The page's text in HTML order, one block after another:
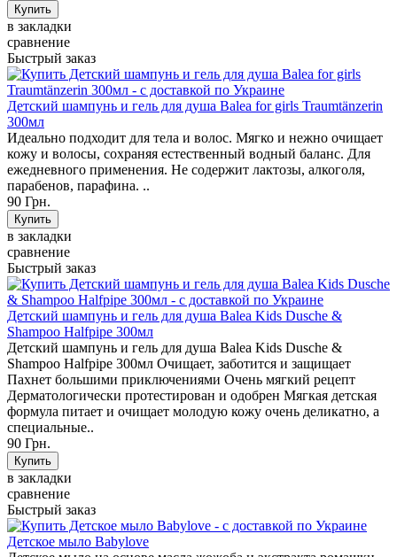
в закладки
сравнение
Быстрый заказ
Детский шампунь и гель для душа Balea for girls Traumtänzerin
300мл
Идеально подходит для тела и волос. Мягко и нежно очищает
кожу и волосы, сохраняя естественный водный баланс. Для
ежедневного применения. Не содержит лактозы, алкоголя,
парабенов, парафина. ..
90 Грн.
в закладки
сравнение
Быстрый заказ
Детский шампунь и гель для душа Balea Kids Dusche &
Shampoo Halfpipe 300мл
Детский шампунь и гель для душа Balea Kids Dusche &
Shampoo Halfpipe 300мл Очищает, заботится и защищает
Пахнет большими приключениями Очень мягкий рецепт
Дерматологически протестирован и одобрен Мягкая детская
формула питает и очищает молодую кожу очень деликатно, а
специальные..
90 Грн.
в закладки
сравнение
Быстрый заказ
Детское мыло Babylove